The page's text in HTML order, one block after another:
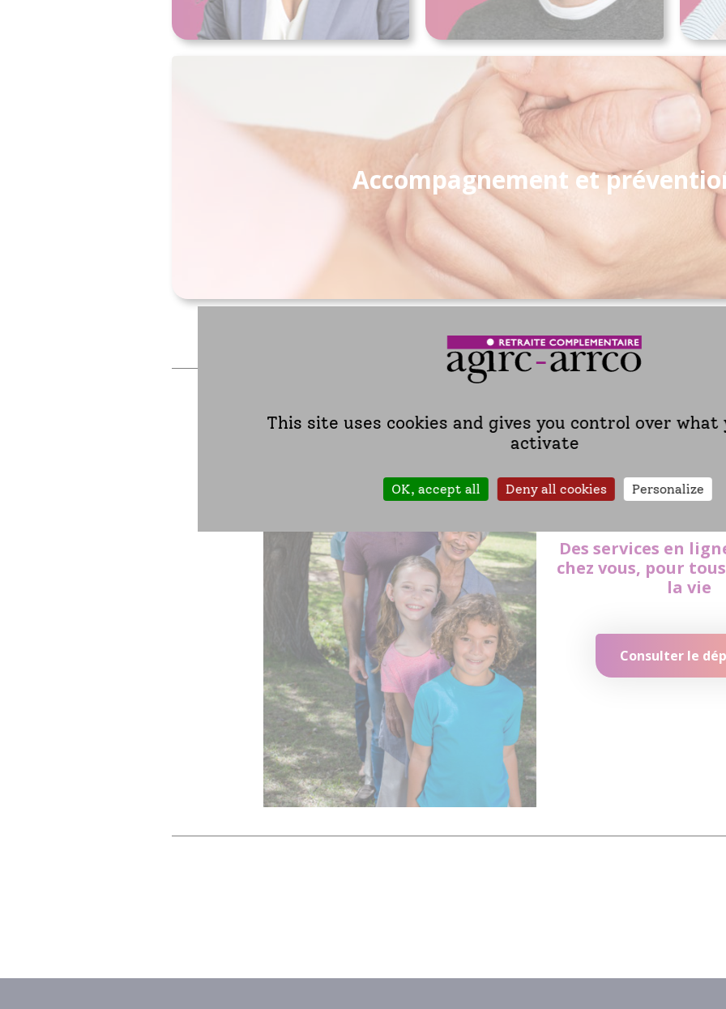
Accompagnement et
Accéder aux services
Des services en
chez vous, pour
la vie
Consulter le
This site uses cookies and gives you control over
activate
OK, accept all Deny all cookies Personalize